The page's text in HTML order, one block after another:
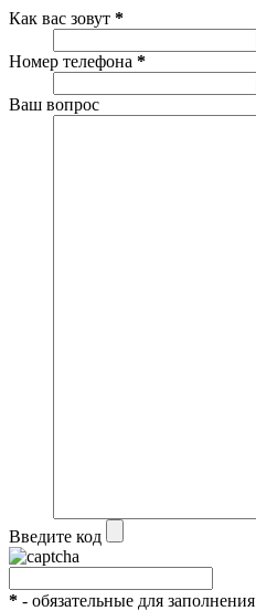
Как вас зовут *
Номер телефона *
Ваш вопрос
Введите код
* - обязательные для заполнения